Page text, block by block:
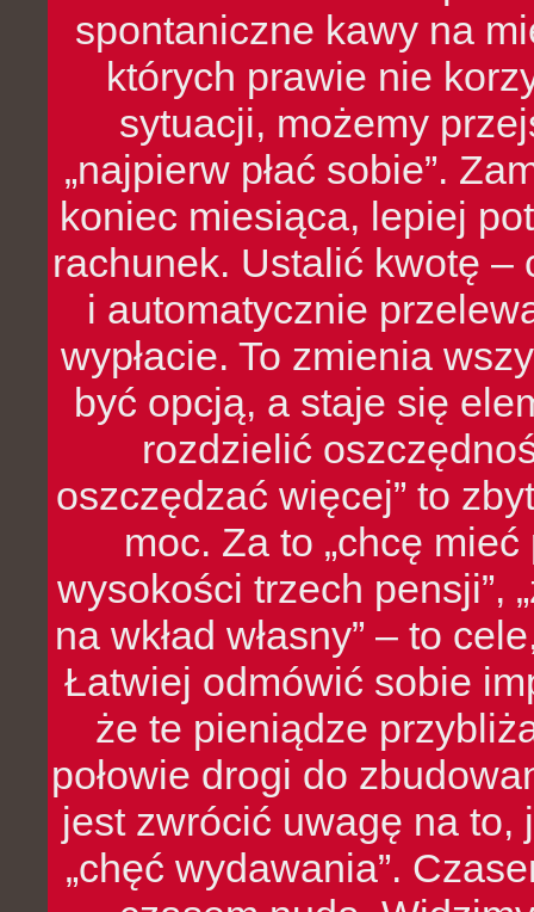
spontaniczne kawy na
których prawie nie
sytuacji, możemy
„najpierw płać sobie”.
koniec miesiąca, lepiej
rachunek. Ustalić kwotę
i automatycznie
wypłacie. To zmienia
być opcją, a staje się
rozdzielić
oszczędzać więcej” to
moc. Za to „chcę
wysokości trzech pensji”,
na wkład własny” – to
Łatwiej odmówić sobie
że te pieniądze
połowie drogi do
jest zwrócić uwagę na to,
„chęć wydawania”.